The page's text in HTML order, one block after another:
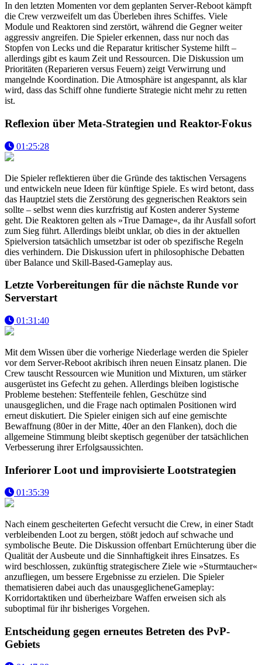
In den letzten Momenten vor dem geplanten Server-Reboot kämpft
die Crew verzweifelt um das Überleben ihres Schiffes. Viele
Module und Reaktoren sind zerstört, während die Gegner weiter
aggressiv angreifen. Die Spieler erkennen, dass nur noch das
Stopfen von Lecks und die Reparatur kritischer Systeme hilft –
allerdings gibt es kaum Zeit und Ressourcen. Die Diskussion um
Prioritäten (Reparieren versus Feuern) zeigt Verwirrung und
mangelnde Koordination. Die Atmosphäre ist angespannt, als klar
wird, dass das Schiff ohne fundierte Strategie nicht mehr zu retten
ist.
Reflexion über Meta-Strategien und Reaktor-Fokus
01:25:28
Die Spieler reflektieren über die Gründe des taktischen Versagens
und entwickeln neue Ideen für künftige Spiele. Es wird betont, dass
das Hauptziel stets die Zerstörung des gegnerischen Reaktors sein
sollte – selbst wenn dies kurzfristig auf Kosten anderer Systeme
geht. Die Reaktoren gelten als »True Damage«, da ihr Ausfall sofort
zum Sieg führt. Allerdings bleibt unklar, ob dies in der aktuellen
Spielversion tatsächlich umsetzbar ist oder ob spezifische Regeln
dies verhindern. Die Diskussion ufert in philosophische Debatten
über Balance und Skill-Based-Gameplay aus.
Letzte Vorbereitungen für die nächste Runde vor
Serverstart
01:31:40
Mit dem Wissen über die vorherige Niederlage werden die Spieler
vor dem Server-Reboot akribisch ihren neuen Einsatz planen. Die
Crew tauscht Ressourcen wie Munition und Mixturen, um stärker
ausgerüstet ins Gefecht zu gehen. Allerdings bleiben logistische
Probleme bestehen: Steffenteile fehlen, Geschütze sind
unausgeglichen, und die Frage nach optimalen Positionen wird
erneut diskutiert. Die Spieler einigen sich auf eine gemischte
Bewaffnung (80er in der Mitte, 40er an den Flanken), doch die
allgemeine Stimmung bleibt skeptisch gegenüber der tatsächlichen
Verbesserung ihrer Erfolgsaussichten.
Inferiorer Loot und improvisierte Lootstrategien
01:35:39
Nach einem gescheiterten Gefecht versucht die Crew, in einer Stadt
verbleibenden Loot zu bergen, stößt jedoch auf schwache und
symbolische Beute. Die Diskussion offenbart Ernüchterung über die
Qualität der Ausbeute und die Sinnhaftigkeit ihres Einsatzes. Es
wird beschlossen, zukünftig strategischere Ziele wie »Sturmtaucher«
anzufliegen, um bessere Ergebnisse zu erzielen. Die Spieler
thematisieren dabei auch das unausgeglicheneGameplay:
Korridortaktiken und überheizbare Waffen erweisen sich als
suboptimal für ihr bisheriges Vorgehen.
Entscheidung gegen erneutes Betreten des PvP-
Gebiets